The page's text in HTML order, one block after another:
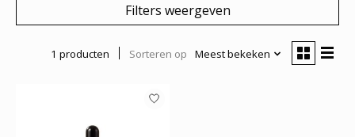
Filters weergeven
1 producten Sorteren op Meest bekeken